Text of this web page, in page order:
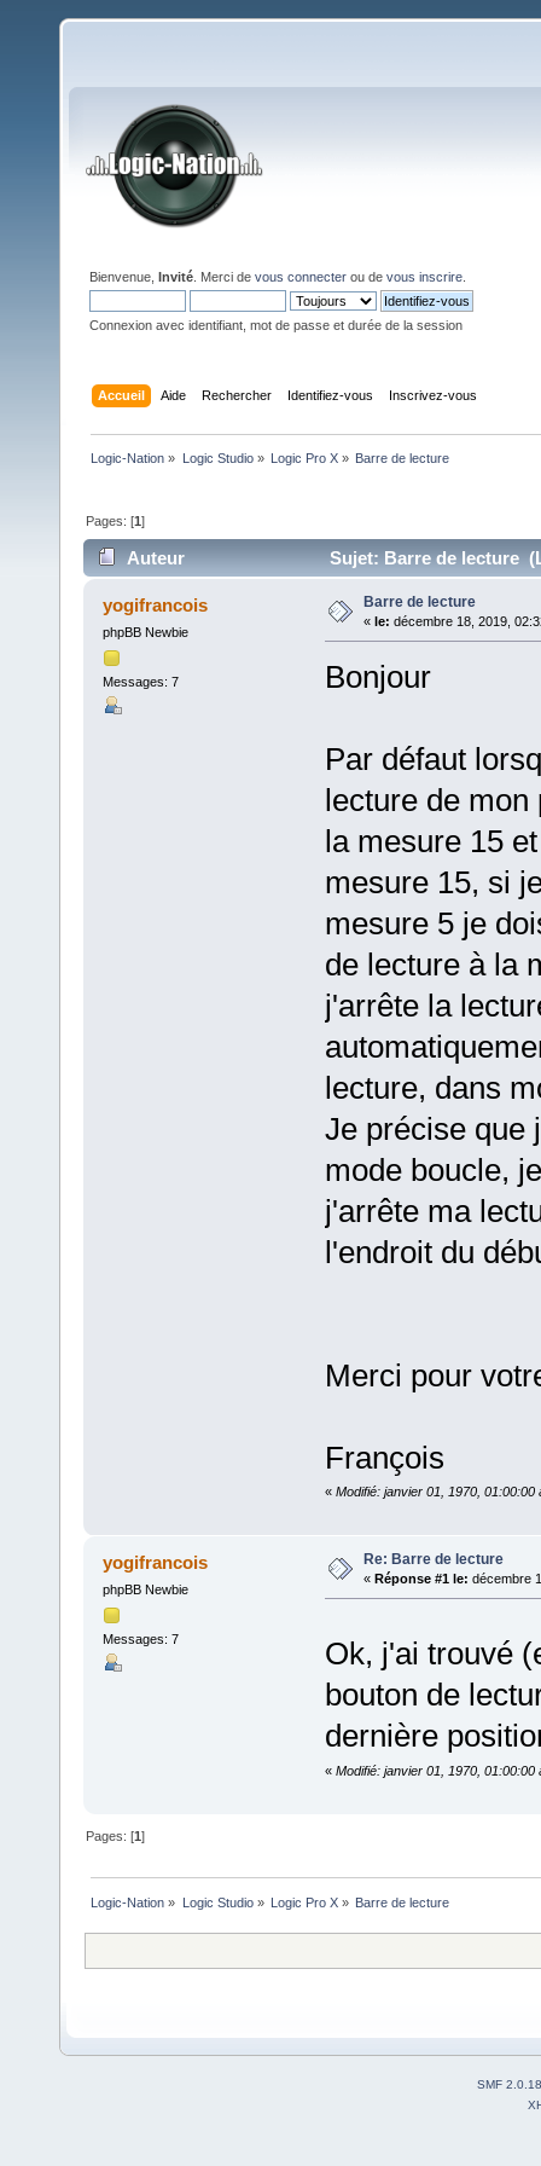
Bienvenue, Invité . Merci de vous connecter ou de vous inscrire
Connexion avec identifiant, mot de passe et durée de la session
Accueil Aide Rechercher Identifiez-vous Inscrivez-vous
Logic-Nation » Logic Studio» Logic Pro X» Barre de lecture
Pages: [1]
Auteur Sujet: Barre de lecture
yogifrancois
phpBB Newbie
Messages: 7
Barre de lecture
« le: décembre 18, 2019,
Bonjour
Par défaut
lecture de mon
la mesure 15
mesure 15, si
mesure 5 je
de lecture à la
j'arrête la
lecture, dans
Je précise que
mode boucle,
j'arrête ma
l'endroit du
Merci pour
François
« Modifié: janvier 01, 1970, 01:00:00
yogifrancois
phpBB Newbie
Messages: 7
Re: Barre de lecture
« Réponse #1 le: décembre
Ok, j'ai trouvé
bouton de
dernière
« Modifié: janvier 01, 1970, 01:00:00
Pages: [1]
Logic-Nation » Logic Studio» Logic Pro X» Barre de lecture
SMF 2.0.18